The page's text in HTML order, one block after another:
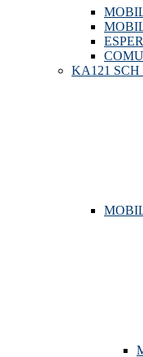
KA121 SCH